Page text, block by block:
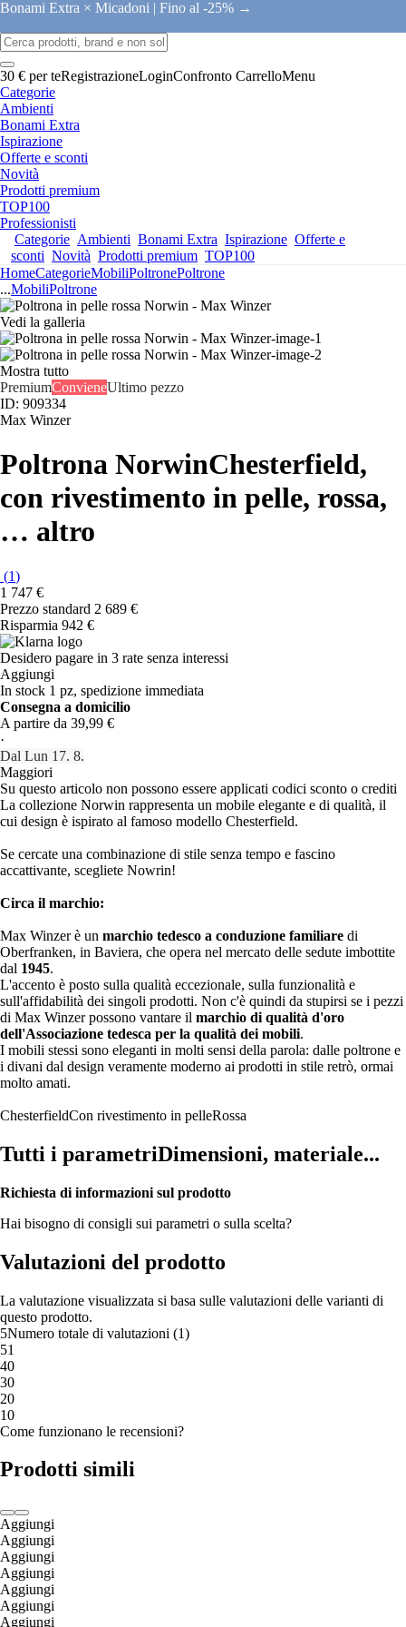
Bonami Extra × Micadoni | Fino al -25% →
30 € per teRegistrazioneLoginConfronto CarrelloMenu
Categorie
Ambienti
Bonami Extra
Ispirazione
Offerte e sconti
Novità
Prodotti premium
TOP100
Professionisti
Categorie Ambienti Bonami Extra Ispirazione Offerte e
sconti Novità Prodotti premium TOP100
HomeCategorieMobiliPoltronePoltrone
...MobiliPoltrone
Vedi la galleria
Mostra tutto
PremiumConvieneUltimo pezzo
ID: 909334
Max Winzer
Poltrona NorwinChesterfield,
con rivestimento in pelle, rossa,
… altro
(1)
1 747 €
Prezzo standard 2 689 €
Risparmia 942 €
Desidero pagare in 3 rate senza interessi
Aggiungi
In stock 1 pz, spedizione immediata
Consegna a domicilio
A partire da 39,99 €
·
Dal Lun 17. 8.
Maggiori
Su questo articolo non possono essere applicati codici sconto o crediti
La collezione Norwin rappresenta un mobile elegante e di qualità, il
cui design è ispirato al famoso modello Chesterfield.
Se cercate una combinazione di stile senza tempo e fascino
accattivante, scegliete Nowrin!
Circa il marchio:
Max Winzer è un marchio tedesco a conduzione familiare di
Oberfranken, in Baviera, che opera nel mercato delle sedute imbottite
dal 1945.
L'accento è posto sulla qualità eccezionale, sulla funzionalità e
sull'affidabilità dei singoli prodotti. Non c'è quindi da stupirsi se i pezzi
di Max Winzer possono vantare il marchio di qualità d'oro
dell'Associazione tedesca per la qualità dei mobili.
I mobili stessi sono eleganti in molti sensi della parola: dalle poltrone e
i divani dal design veramente moderno ai prodotti in stile retrò, ormai
molto amati.
ChesterfieldCon rivestimento in pelleRossa
Tutti i parametriDimensioni, materiale...
Richiesta di informazioni sul prodotto
Hai bisogno di consigli sui parametri o sulla scelta?
Valutazioni del prodotto
La valutazione visualizzata si basa sulle valutazioni delle varianti di
questo prodotto.
5Numero totale di valutazioni (1)
51
40
30
20
10
Come funzionano le recensioni?
Prodotti simili
Aggiungi
Aggiungi
Aggiungi
Aggiungi
Aggiungi
Aggiungi
Aggiungi